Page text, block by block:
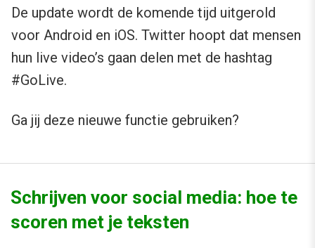
De update wordt de komende tijd uitgerold
voor Android en iOS. Twitter hoopt dat mensen
hun live video’s gaan delen met de hashtag
#GoLive.
Ga jij deze nieuwe functie gebruiken?
Schrijven voor social media: hoe te
scoren met je teksten